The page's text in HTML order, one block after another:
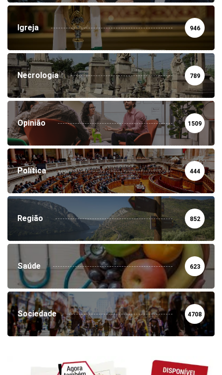
Igreja 946
Necrologia 789
Opinião 1509
Política 444
Região 852
Saúde 623
Sociedade 4708